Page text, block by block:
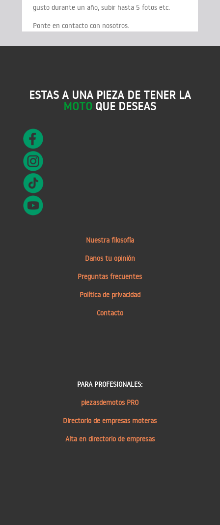
gusto durante un año, subir hasta 5 fotos etc.
Ponte en contacto con nosotros.
ESTAS A UNA PIEZA DE TENER LA
MOTO QUE DESEAS
Nuestra filosofía
Danos tu opinión
Preguntas frecuentes
Política de privacidad
Contacto
PARA PROFESIONALES:
piezasdemotos PRO
Directorio de empresas moteras
Alta en directorio de empresas